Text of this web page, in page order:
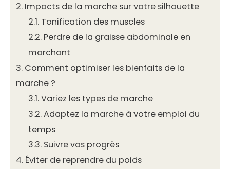
2. Impacts de la marche sur votre silhouette
2.1. Tonification des muscles
2.2. Perdre de la graisse abdominale en
marchant
3. Comment optimiser les bienfaits de la
marche ?
3.1.Variez les types de marche
3.2.Adaptez la marche à votre emploi du
temps
3.3. Suivre vos progrès
4. Éviter de reprendre du poids